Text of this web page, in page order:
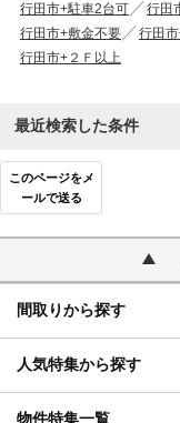
行田市+駐車2台可
行田
行田市+敷金不要
行田
行田市+２Ｆ以上
最近検索した条件
このページをメ
ールで送る
間取りから探す
人気特集から探す
物件特集一覧